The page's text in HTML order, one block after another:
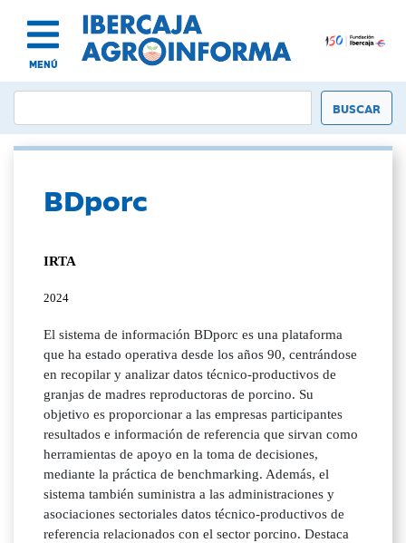
MENÚ
BDporc
IRTA
2024
El sistema de información BDporc es una plataforma
que ha estado operativa desde los años 90, centrándose
en recopilar y analizar datos técnico-productivos de
granjas de madres reproductoras de porcino. Su
objetivo es proporcionar a las empresas participantes
resultados e información de referencia que sirvan como
herramientas de apoyo en la toma de decisiones,
mediante la práctica de benchmarking. Además, el
sistema también suministra a las administraciones y
asociaciones sectoriales datos técnico-productivos de
referencia relacionados con el sector porcino. Destaca